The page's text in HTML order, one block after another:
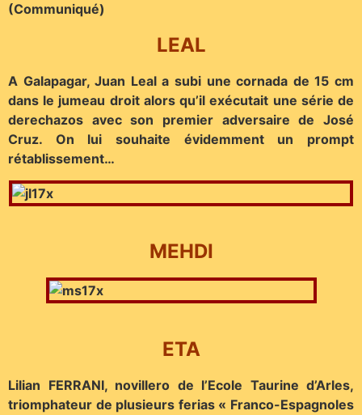
(Communiqué)
LEAL
A Galapagar, Juan Leal a subi une cornada de 15 cm
dans le jumeau droit alors qu’il exécutait une série de
derechazos avec son premier adversaire de José
Cruz. On lui souhaite évidemment un prompt
rétablissement…
MEHDI
ETA
Lilian FERRANI, novillero de l’Ecole Taurine d’Arles,
triomphateur de plusieurs ferias « Franco-Espagnoles